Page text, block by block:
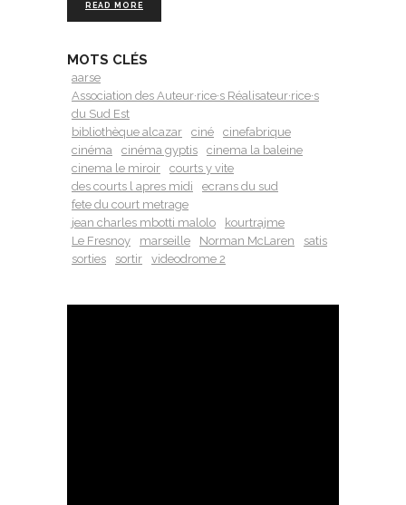
READ MORE
MOTS CLÉS
aarse
Association des Auteur·rice·s Réalisateur·rice·s
du Sud Est
bibliothèque alcazar
ciné
cinefabrique
cinéma
cinéma gyptis
cinema la baleine
cinema le miroir
courts y vite
des courts l apres midi
ecrans du sud
fete du court metrage
jean charles mbotti malolo
kourtrajme
Le Fresnoy
marseille Norman McLaren
satis
sorties
sortir videodrome 2